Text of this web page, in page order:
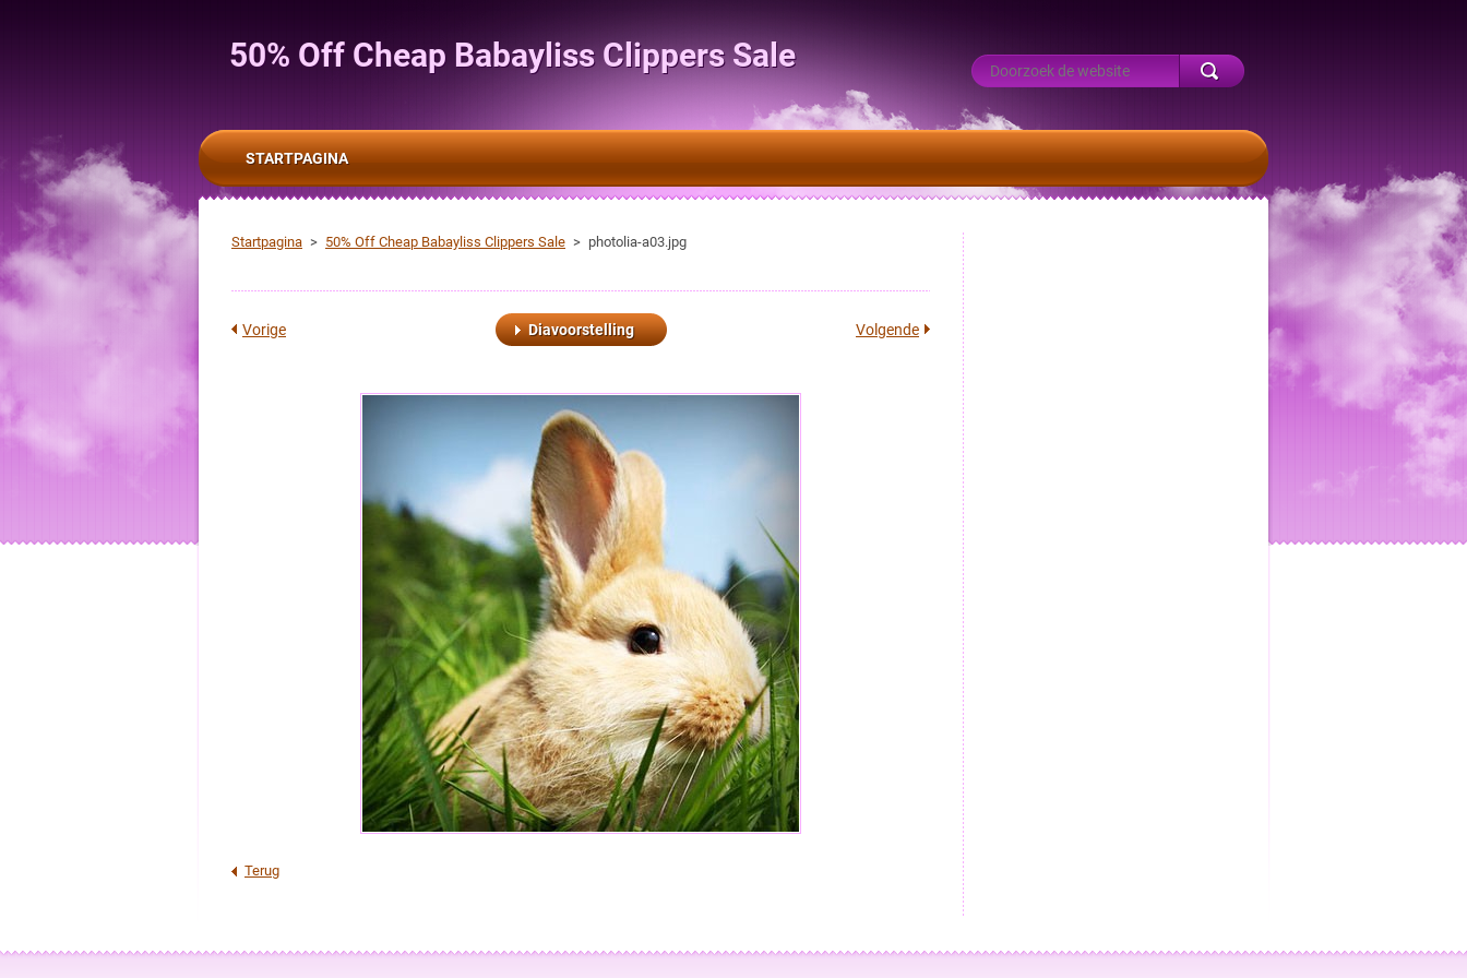
50% Off Cheap Babayliss Clippers Sale
Startpagina > 50% Off Cheap Babayliss Clippers Sale > photolia-a03.jpg
Vorige Diavoorstelling Volgende
Terug
STARTPAGINA